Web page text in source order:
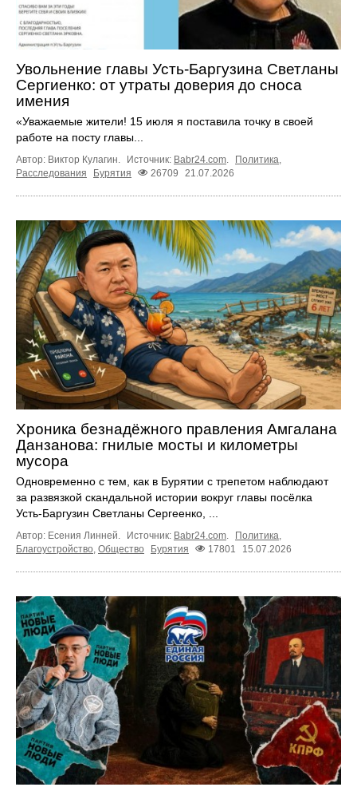
Увольнение главы Усть-Баргузина Светланы
Сергиенко: от утраты доверия до сноса
имения
«Уважаемые жители! 15 июля я поставила точку в своей
работе на посту главы...
Автор: Виктор Кулагин. Источник: Babr24.com. Политика,
Расследования
Бурятия 26709 21.07.2026
Хроника безнадёжного правления Амгалана
Данзанова: гнилые мосты и километры
мусора
Одновременно с тем, как в Бурятии с трепетом наблюдают
за развязкой скандальной истории вокруг главы посёлка
Усть-Баргузин Светланы Сергеенко, ...
Автор: Есения Линней. Источник: Babr24.com Политика
Благоустройство Общество Бурятия 17801 15.07.2026